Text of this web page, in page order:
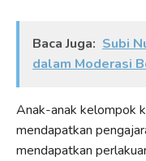
Baca Juga: Subi
dalam Moderasi
Anak-anak kelompok
mendapatkan
mendapatkan